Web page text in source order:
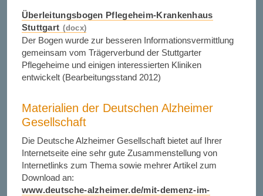
Überleitungsbogen Pflegeheim-Krankenhaus
Stuttgart
Der Bogen wurde zur besseren Informationsvermittlung
gemeinsam vom Trägerverbund der Stuttgarter
Pflegeheime und einigen interessierten Kliniken
entwickelt (Bearbeitungsstand 2012)
Materialien der Deutschen Alzheimer
Gesellschaft
Die Deutsche Alzheimer Gesellschaft bietet auf Ihrer
Internetseite eine sehr gute Zusammenstellung von
Internetlinks zum Thema sowie mehrer Artikel zum
Download an:
www.deutsche-alzheimer.de/mit-demenz-im-